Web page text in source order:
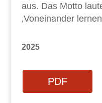
aus. Das Motto
‚Voneinander
2025
PDF